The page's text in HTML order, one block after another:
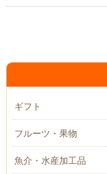
ギフト
フルーツ・果物
魚介・水産加工品